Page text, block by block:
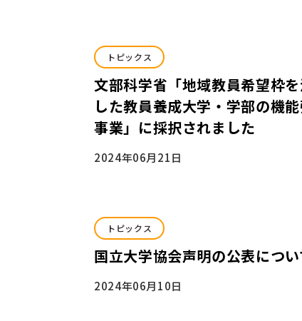
トピックス
文部科学省「地域教員希望枠
した教員養成大学・学部の機
事業」に採択されました
2024年06月21日
トピックス
国立大学協会声明の公表につい
2024年06月10日